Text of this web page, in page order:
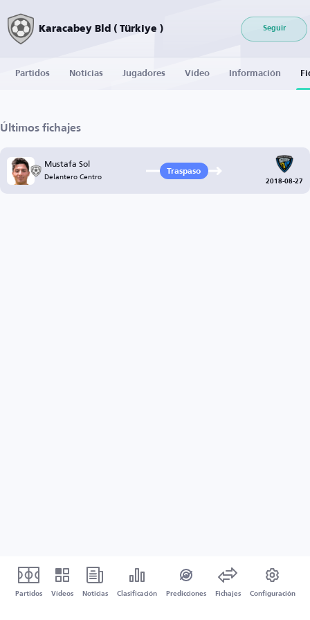
Karacabey Bld ( Türkiye ) Seguir
Partidos Noticias Jugadores Vídeo Información
Últimos fichajes
Mustafa Sol
Delantero Centro Traspaso
2018-08-27
Partidos Vídeos Noticias Clasificación Predicciones Fichajes Configuración